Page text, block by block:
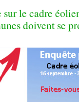
le cadre
doivent se